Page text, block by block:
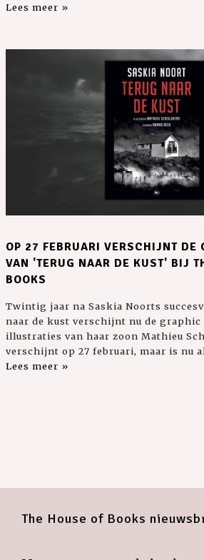
Lees meer »
OP 27 FEBRUARI VERSCHIJNT DE
VAN 'TERUG NAAR DE KUST' BIJ
BOOKS
Twintig jaar na Saskia Noorts
naar de kust verschijnt nu de graphic
illustraties van haar zoon Mathieu
verschijnt op 27 februari, maar is nu
Lees meer »
The House of Books